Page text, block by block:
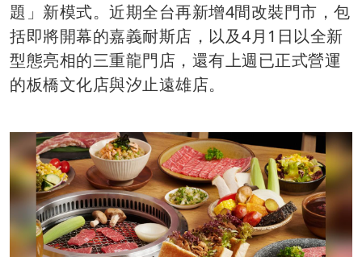
題」新模式。近期全台再新增4間改裝門市，包
括即將開幕的嘉義耐斯店，以及4月1日以全新
型態亮相的三重龍門店，還有上週已正式營運
的板橋文化店與汐止遠雄店。